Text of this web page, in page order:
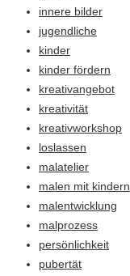
innere bilder
jugendliche
kinder
kinder fördern
kreativangebot
kreativität
kreativworkshop
loslassen
malatelier
malen mit kindern
malentwicklung
malprozess
persönlichkeit
pubertät